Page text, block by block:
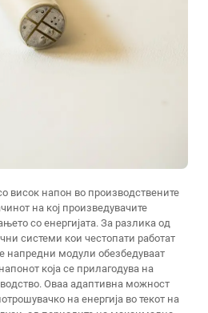
висок напон во производствените
на кој произведувачите
со енергијата. За разлика од
системи кои честопати работат
напредни модули обезбедуваат
која се прилагодува на
Оваа адаптивна можност
на енергија во текот на